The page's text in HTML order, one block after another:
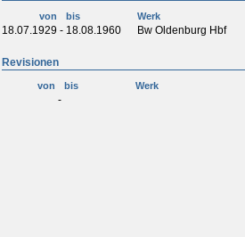
von bis Werk
18.07.1929 - 18.08.1960 Bw Oldenburg Hbf
Revisionen
von bis Werk
-